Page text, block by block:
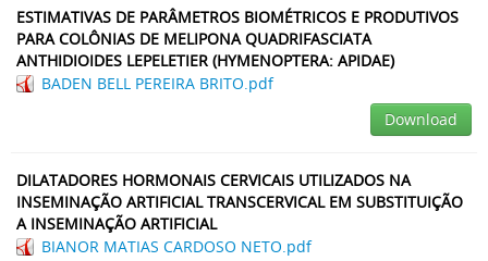
ESTIMATIVAS DE PARÂMETROS BIOMÉTRICOS E PRODUTIVOS
PARA COLÔNIAS DE MELIPONA QUADRIFASCIATA
ANTHIDIOIDES LEPELETIER (HYMENOPTERA: APIDAE)
BADEN BELL PEREIRA BRITO.pdf
Download
DILATADORES HORMONAIS CERVICAIS UTILIZADOS NA
INSEMINAÇÃO ARTIFICIAL TRANSCERVICAL EM SUBSTITUIÇÃO
A INSEMINAÇÃO ARTIFICIAL
BIANOR MATIAS CARDOSO NETO.pdf